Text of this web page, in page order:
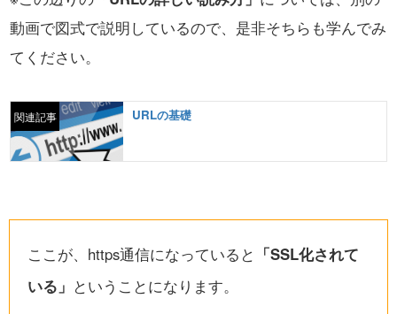
動画で図式で説明しているので、 是非そちらも学んでみ
てください。
関連記事 URLの基礎
ここが、https通信になっていると 「SSL化されて
いる」 ということになります。